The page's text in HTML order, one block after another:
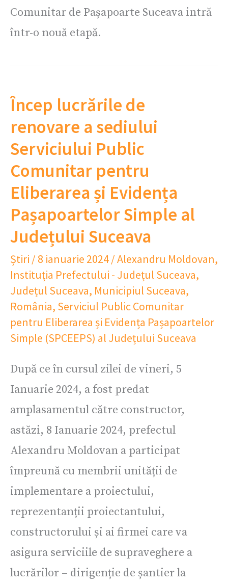
Comunitar de Pașapoarte Suceava intră
într-o nouă etapă.
Încep lucrările de
renovare a sediului
Serviciului Public
Comunitar pentru
Eliberarea și Evidența
Pașapoartelor Simple al
Județului Suceava
Știri /8 ianuarie 2024/Alexandru Moldovan,
Instituția Prefectului - Județul Suceava,
Județul Suceava, Municipiul Suceava,
România, Serviciul Public Comunitar
pentru Eliberarea și Evidența Pașapoartelor
Simple (SPCEEPS) al Județului Suceava
După ce în cursul zilei de vineri, 5
Ianuarie 2024, a fost predat
amplasamentul către constructor,
astăzi, 8 Ianuarie 2024, prefectul
Alexandru Moldovan a participat
împreună cu membrii unității de
implementare a proiectului,
reprezentanții proiectantului,
constructorului și ai firmei care va
asigura serviciile de supraveghere a
lucrărilor – dirigenție de șantier la